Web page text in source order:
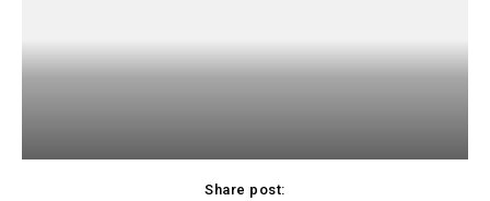
Share post: